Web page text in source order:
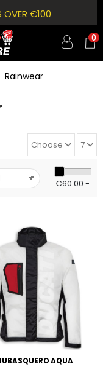
OVER €100
0
Rainwear
Choose 7
€60.00 -
AQUA